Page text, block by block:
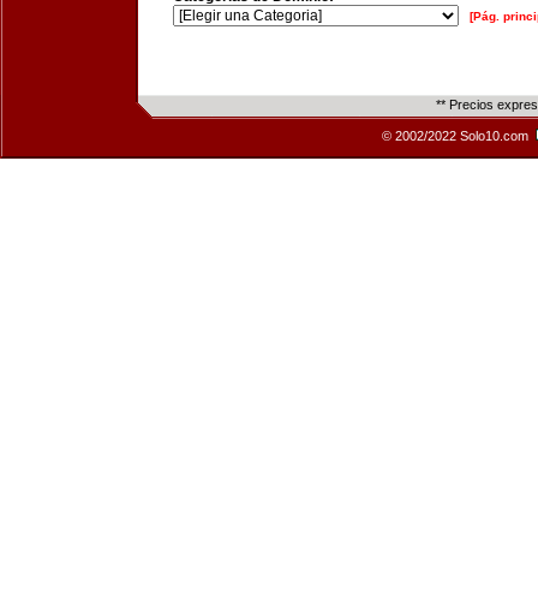
[Pág.
** Precios
© 2002/2022 Solo10.com